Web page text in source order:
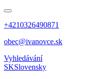
+4210326490871
obec@ivanovce.sk
Vyhledávání
SKSlovensky